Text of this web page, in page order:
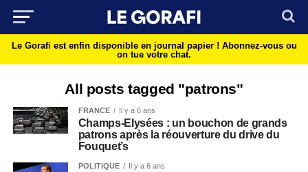
Le Gorafi est enfin disponible en journal papier ! Abonnez-vous ou
on tue votre chat.
All posts tagged "patrons"
FRANCE Il y a 6 ans
Champs-Elysées : un bouchon de grands
patrons après la réouverture du drive du
Fouquet’s
POLITIQUE Il y a 6 ans